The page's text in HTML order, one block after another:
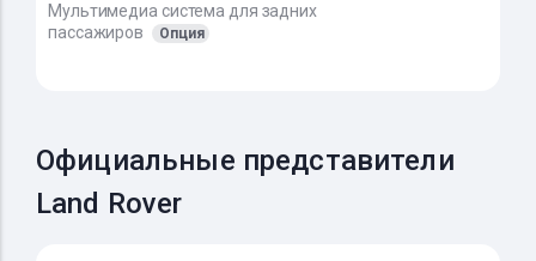
Мультимедиа система для задних
пассажиров
Опция
Официальные представители
Land Rover